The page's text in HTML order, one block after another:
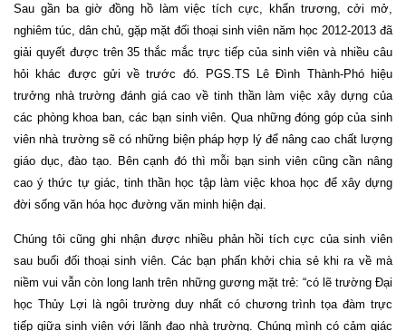
Sau gần ba giờ đồng hồ làm việc tích cực, khẩn trương, cởi mở,
nghiêm túc, dân chủ, gặp mặt đối thoại sinh viên năm học 2012-2013 đã
giải quyết được trên 35 thắc mắc trực tiếp của sinh viên và nhiều câu
hỏi khác được gửi về trước đó. PGS.TS Lê Đình Thành-Phó hiệu
trưởng nhà trường đánh giá cao về tinh thần làm việc xây dựng của
các phòng khoa ban, các bạn sinh viên. Qua những đóng góp của sinh
viên nhà trường sẽ có những biện pháp hợp lý để nâng cao chất lượng
giáo dục, đào tạo. Bên cạnh đó thì mỗi bạn sinh viên cũng cần nâng
cao ý thức tự giác, tinh thần học tập làm việc khoa học để xây dựng
đời sống văn hóa học đường văn minh hiện đại.
Chúng tôi cũng ghi nhận được nhiều phản hồi tích cực của sinh viên
sau buổi đối thoại sinh viên. Các bạn phấn khởi chia sẻ khi ra về mà
niềm vui vẫn còn long lanh trên những gương mặt trẻ: “có lẽ trường Đại
học Thủy Lợi là ngôi trường duy nhất có chương trình tọa đàm trực
tiếp giữa sinh viên với lãnh đạo nhà trường. Chúng mình có cảm giác